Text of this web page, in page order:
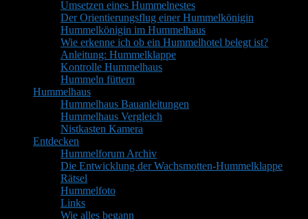
Umsetzen eines Hummelnestes
Der Orientierungsflug einer Hummelkönigin
Hummelkönigin im Hummelhaus
Wie erkenne ich ob ein Hummelhotel belegt ist?
Anleitung: Hummelklappe
Kontrolle Hummelhaus
Hummeln füttern
Hummelhaus
Hummelhaus Bauanleitungen
Hummelhaus Vergleich
Nistkasten Kamera
Entdecken
Hummelforum Archiv
Die Entwicklung der Wachsmotten-Hummelklappe
Rätsel
Hummelfoto
Links
Wie alles begann